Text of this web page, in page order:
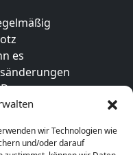
wir Technologien wie
und/oder darauf
es
die
Online-